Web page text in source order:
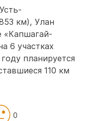
км), Улан
«Капшагай-
6 участках
планируется
110 км
0